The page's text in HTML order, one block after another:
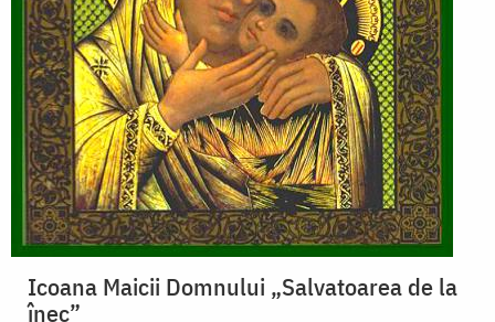
Icoana Maicii Domnului „Salvatoarea de la
înec”